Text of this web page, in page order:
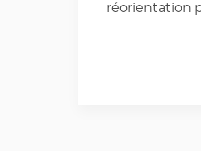
réorientation